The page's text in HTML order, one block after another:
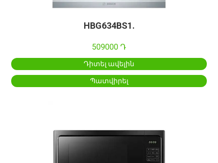
HBG634BS1.
509000 Դ
Դիտել ավելին
Պատվիրել